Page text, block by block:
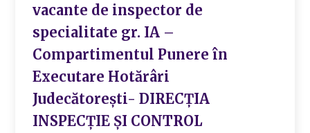
vacante de inspector de
specialitate gr. IA –
Compartimentul Punere în
Executare Hotărâri
Judecătorești- DIRECȚIA
INSPECȚIE ȘI CONTROL